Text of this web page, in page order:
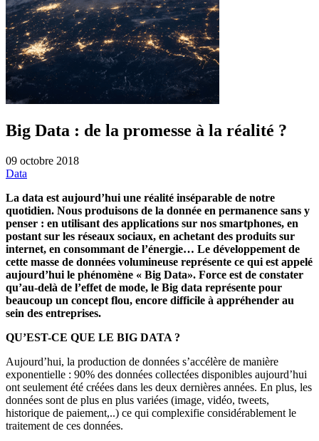
Big Data : de la promesse à la réalité ?
09 octobre 2018
Data
La data est aujourd’hui une réalité inséparable de notre
quotidien. Nous produisons de la donnée en permanence sans y
penser : en utilisant des applications sur nos smartphones, en
postant sur les réseaux sociaux, en achetant des produits sur
internet, en consommant de l’énergie… Le développement de
cette masse de données volumineuse représente ce qui est appelé
aujourd’hui le phénomène « Big Data». Force est de constater
qu’au-delà de l’effet de mode, le Big data représente pour
beaucoup un concept flou, encore difficile à appréhender au
sein des entreprises.
QU’EST-CE QUE LE BIG DATA ?
Aujourd’hui, la production de données s’accélère de manière
exponentielle : 90% des données collectées disponibles aujourd’hui
ont seulement été créées dans les deux dernières années. En plus, les
données sont de plus en plus variées (image, vidéo, tweets,
historique de paiement,..) ce qui complexifie considérablement le
traitement de ces données.